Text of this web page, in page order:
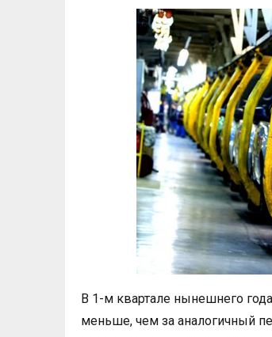
В 1-м квартале нынешнего
меньше, чем за аналогичный